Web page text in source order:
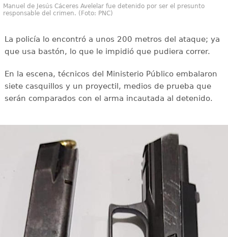
Manuel de Jesús Cáceres Avelelar fue detenido por ser el presunto
responsable del crimen. (Foto: PNC)
La policía lo encontró a unos 200 metros del ataque; ya
que usa bastón, lo que le impidió que pudiera correr.
En la escena, técnicos del Ministerio Público embalaron
siete casquillos y un proyectil, medios de prueba que
serán comparados con el arma incautada al detenido.